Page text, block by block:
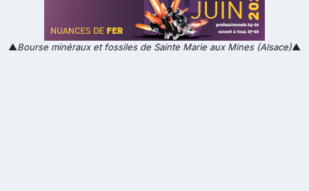
▲Bourse minéraux et fossiles de Sainte Marie aux Mines (Alsace)▲